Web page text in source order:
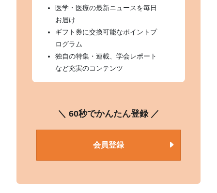
医学・医療の最新ニュースを毎日
お届け
ギフト券に交換可能なポイントプ
ログラム
独自の特集・連載、学会レポート
など充実のコンテンツ
＼ 60秒でかんたん登録 ／
会員登録